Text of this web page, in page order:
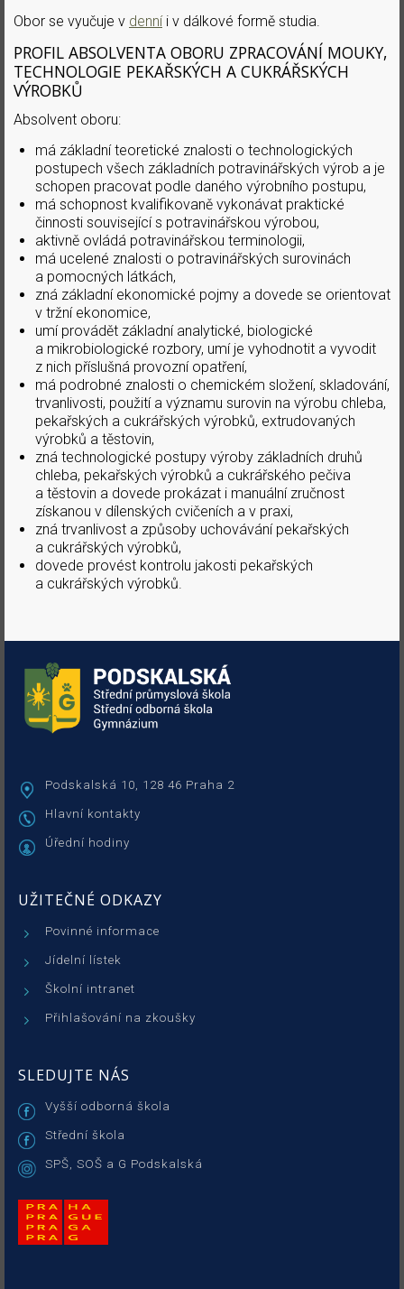
Obor se vyučuje v denníi v dálkové formě studia.
PROFIL ABSOLVENTA OBORU ZPRACOVÁNÍ MOUKY,
TECHNOLOGIE PEKAŘSKÝCH A CUKRÁŘSKÝCH
VÝROBKŮ
Absolvent oboru:
má základní teoretické znalosti o technologických
postupech všech základních potravinářských výrob a je
schopen pracovat podle daného výrobního postupu,
má schopnost kvalifikovaně vykonávat praktické
činnosti související s potravinářskou výrobou,
aktivně ovládá potravinářskou terminologii,
má ucelené znalosti o potravinářských surovinách
a pomocných látkách,
zná základní ekonomické pojmy a dovede se orientovat
v tržní ekonomice,
umí provádět základní analytické, biologické
a mikrobiologické rozbory, umí je vyhodnotit a vyvodit
z nich příslušná provozní opatření,
má podrobné znalosti o chemickém složení, skladování,
trvanlivosti, použití a významu surovin na výrobu chleba,
pekařských a cukrářských výrobků, extrudovaných
výrobků a těstovin,
zná technologické postupy výroby základních druhů
chleba, pekařských výrobků a cukrářského pečiva
a těstovin a dovede prokázat i manuální zručnost
získanou v dílenských cvičeních a v praxi,
zná trvanlivost a způsoby uchovávání pekařských
a cukrářských výrobků,
dovede provést kontrolu jakosti pekařských
a cukrářských výrobků.
Podskalská 10, 128 46 Praha 2
Hlavní kontakty
Úřední hodiny
UŽITEČNÉ ODKAZY
Povinné informace
Jídelní lístek
Školní intranet
Přihlašování na zkoušky
SLEDUJTE NÁS
Vyšší odborná škola
Střední škola
SPŠ, SOŠ a G Podskalská